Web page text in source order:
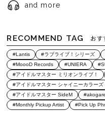
and more
RECOMMEND TAG おす
#Lantis #ラブライブ！シリーズ
#MoooD Records
#UNIERA
#アイドルマスター ミリオンライブ！
#アイドルマスター シャイニーカラーズ
#アイドルマスター SideM
#Monthly Pickup Artist
#Pick Up